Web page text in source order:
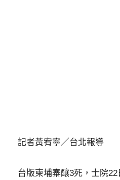
記者黃宥寧／台北報導
台版柬埔寨釀3死，士院